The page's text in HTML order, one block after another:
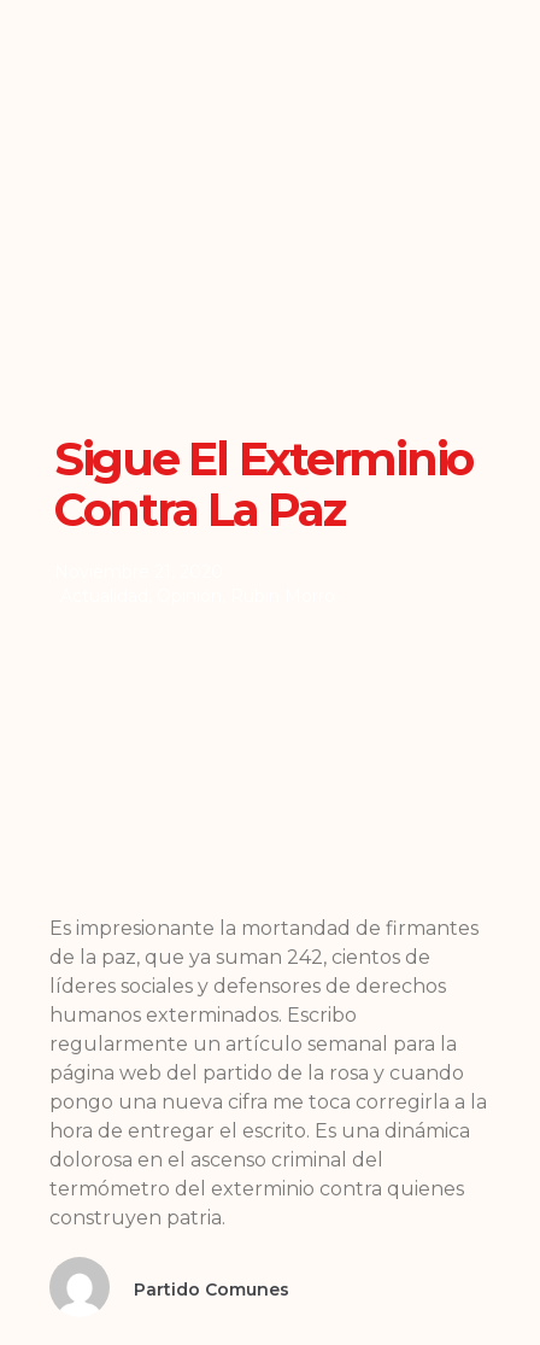
Sigue El Exterminio
Contra La Paz
Es impresionante la mortandad de firmantes
de la paz, que ya suman 242, cientos de
líderes sociales y defensores de derechos
humanos exterminados. Escribo
regularmente un artículo semanal para la
página web del partido de la rosa y cuando
pongo una nueva cifra me toca corregirla a la
hora de entregar el escrito. Es una dinámica
dolorosa en el ascenso criminal del
termómetro del exterminio contra quienes
construyen patria.
Partido Comunes